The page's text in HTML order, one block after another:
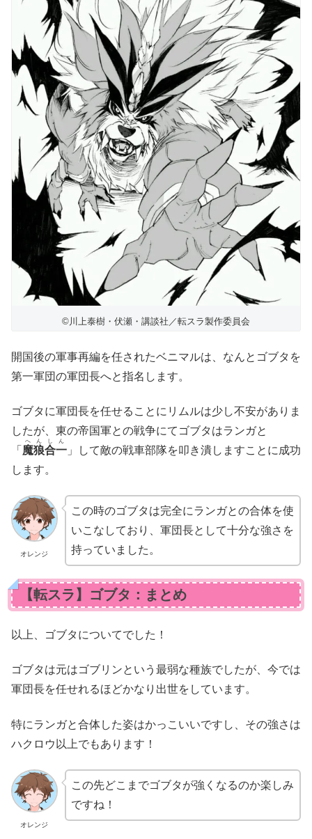
©川上泰樹・伏瀬・講談社／転スラ製作委員会
開国後の軍事再編を任されたベニマルは、なんとゴブタを
第一軍団の軍団長へと指名します。
ゴブタに軍団長を任せることにリムルは少し不安がありま
したが、東の帝国軍との戦争にてゴブタはランガと
「 魔狼合一
へんしん
」して敵の戦車部隊を叩き潰しますことに成功
します。
オレンジ
この時のゴブタは完全にランガとの合体を使
いこなしており、軍団長として十分な強さを
持っていました。
【転スラ】ゴブタ：まとめ
以上、ゴブタについてでした！
ゴブタは元はゴブリンという最弱な種族でしたが、今では
軍団長を任せれるほどかなり出世をしています。
特にランガと合体した姿はかっこいいですし、その強さは
ハクロウ以上でもあります！
オレンジ
この先どこまでゴブタが強くなるのか楽しみ
ですね！